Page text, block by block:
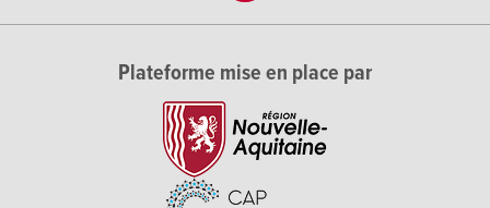
Plateforme mise en place par